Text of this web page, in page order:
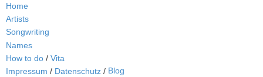
Home
Artists
Songwriting
Names
How to do / Vita
Impressum / Datenschutz / Blog